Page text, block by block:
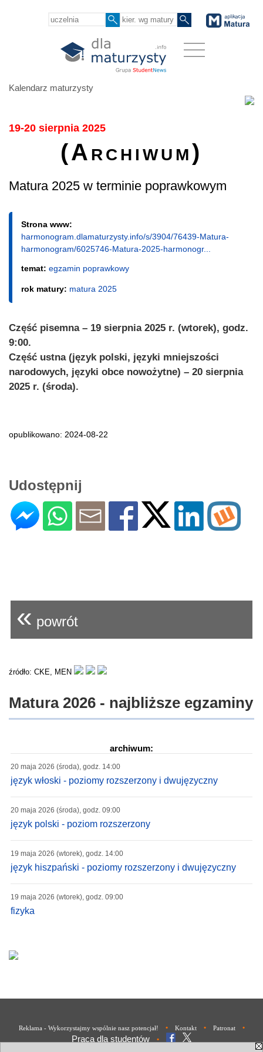
Kalendarz maturzysty
19-20 sierpnia 2025
(Archiwum)
Matura 2025 w terminie poprawkowym
Strona www:
harmonogram.dlamaturzysty.info/s/3904/76439-Matura-
harmonogram/6025746-Matura-2025-harmonogr...
temat: egzamin poprawkowy
rok matury: matura 2025
Część pisemna – 19 sierpnia 2025 r. (wtorek), godz.
9:00.
Część ustna (język polski, języki mniejszości
narodowych, języki obce nowożytne) – 20 sierpnia
2025 r. (środa).
opublikowano: 2024-08-22
Udostępnij
« powrót
źródło: CKE, MEN
Matura 2026 - najbliższe egzaminy
archiwum:
20 maja 2026 (środa), godz. 14:00
język włoski - poziomy rozszerzony i dwujęzyczny
20 maja 2026 (środa), godz. 09:00
język polski - poziom rozszerzony
19 maja 2026 (wtorek), godz. 14:00
język hiszpański - poziomy rozszerzony i dwujęzyczny
19 maja 2026 (wtorek), godz. 09:00
fizyka
Reklama - Wykorzystajmy wspólnie nasz potencjał! • Kontakt • Patronat •
Praca dla studentów •